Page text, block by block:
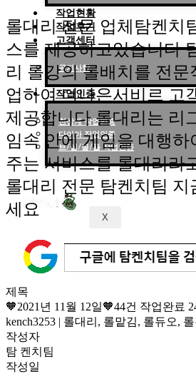
작업현황
작업후기
고객센터
공지사항
작업인증
천상계 작업인증
다이아 작업인증
브/실/골/플 작업인증
X
롤대리 전문 업체탐켄치
스를 제공하고있습니다
리 롤강의 롤배치를 전문
업하여 더나은서비르 고
제공합니다 롤대리는 리
임속 안에 게임을 대행하
주는 서비스를 롤대리라
롤대리 전문 탐켄치팀 지
세요
제목
🧡2021년 11월 12일🧡44건 작업완료
kench3253 | 롤대리, 롤맡김, 롤듀오, 롤
작성자
탐 켄치팀
작성일